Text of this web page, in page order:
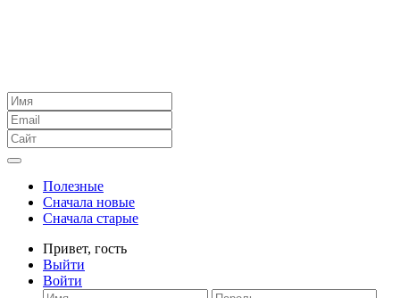
Полезные
Сначала новые
Сначала старые
Привет, гость
Выйти
Войти